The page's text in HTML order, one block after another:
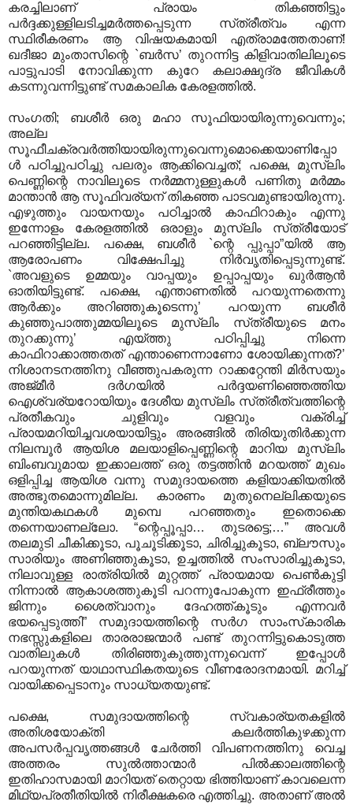
കരച്ചിലാണ്‌ പ്രായം തികഞ്ഞിട്ടും
പര്‍ദ്ദക്കുള്ളിലടിച്ചമര്‍ത്തപ്പെടുന്ന സ്‌ത്രീത്വം എന്ന
സ്ഥിരീകരണം ആ വിഷയകമായി എത്രാമത്തേതാണ്‌!
ഖദീജാ മുംതാസിന്റെ `ബര്‍സ’ തുറന്നിട്ട കിളിവാതിലിലൂടെ
പാട്ടുപാടി നോവിക്കുന്ന കുറേ കലാക്ഷുദ്ര ജീവികള്‍
കടന്നുവന്നിട്ടുണ്ട്‌ സമകാലിക കേരളത്തില്‍.
സംഗതി; ബശീര്‍ ഒരു മഹാ സൂഫിയായിരുന്നുവെന്നും;
അല്ല
സൂഫീചക്രവര്‍ത്തിയായിരുന്നുവെന്നുമൊക്കെയാണിപ്പോ
ള്‍ പഠിച്ചുപഠിച്ചു പലരും ആക്കിവെച്ചത്‌; പക്ഷെ, മുസ്‌ലിം
പെണ്ണിന്റെ നാവിലൂടെ നര്‍മ്മനുള്ളുകള്‍ പണിതു മര്‍മ്മം
മാന്താന്‍ ആ സൂഫിവര്യന്‌ തികഞ്ഞ പാടവമുണ്ടായിരുന്നു.
എഴുത്തും വായനയും പഠിച്ചാല്‍ കാഫിറാകും എന്നു
ഇന്നോളം കേരളത്തില്‍ ഒരാളും മുസ്‌ലിം സ്‌ത്രീയോട്‌
പറഞ്ഞിട്ടില്ല. പക്ഷെ, ബശീര്‍ `ന്റെ പ്പുപ്പാ”യില്‍ ആ
ആരോപണം വിക്ഷേപിച്ചു നിര്‍വൃതിപ്പെടുന്നുണ്ട്‌.
`അവളുടെ ഉമ്മയും വാപ്പയും ഉപ്പാപ്പയും ഖുര്‍ആന്‍
ഓതിയിട്ടുണ്ട്‌. പക്ഷെ, എന്താണതില്‍ പറയുന്നതെന്നു
ആര്‍ക്കും അറിഞ്ഞുകൂടെന്നു’ പറയുന്ന ബശീര്‍
കുഞ്ഞുപാത്തുമ്മയിലൂടെ മുസ്‌ലിം സ്‌ത്രീയുടെ മനം
തുറക്കുന്നു’ എയ്‌ത്തു പഠിപ്പിച്ചു നിന്നെ
കാഫിറാക്കാത്തതത്‌ എന്താണെന്നാണോ ശോയിക്കുന്നത്‌?’
നിശാനടനത്തിനു വീഞ്ഞുപകരുന്ന റാക്കറ്റേന്തി മിര്‍സയും
അജ്‌മീര്‍ ദര്‍ഗയില്‍ പര്‍ദ്ദയണിഞ്ഞെത്തിയ
ഐശ്വര്യറോയിയും ദേശീയ മുസ്‌ലിം സ്‌ത്രീത്വത്തിന്റെ
പ്രതീകവും ചുളിവും വളവും വക്രിച്ച്‌
പ്രായമറിയിച്ചവശയായിട്ടും അരങ്ങില്‍ തിരിയുതിര്‍ക്കുന്ന
നിലമ്പൂര്‍ ആയിശ മലയാളിപ്പെണ്ണിന്റെ മാറിയ മുസ്‌ലിം
ബിംബവുമായ ഇക്കാലത്ത്‌ ഒരു തട്ടത്തിന്‍ മറയത്ത്‌ മുഖം
ഒളിപ്പിച്ച ആയിശ വന്നു സമുദായത്തെ കളിയാക്കിയതില്‍
അത്ഭുതമൊന്നുമില്ല. കാരണം മുതുനെല്ലിക്കയുടെ
മുന്തിയകഥകള്‍ മുമ്പെ പറഞ്ഞതും ഇതൊക്കെ
തന്നെയാണല്ലോ. “ന്റെപ്പൂപ്പാ… തുടരട്ടെ;…” അവള്‍
തലമുടി ചീകിക്കൂടാ, പൂചൂടിക്കൂടാ, ചിരിച്ചുകൂടാ, ബ്ലൗസും
സാരിയും അണിഞ്ഞുകൂടാ, ഉച്ചത്തില്‍ സംസാരിച്ചുകൂടാ,
നിലാവുള്ള രാത്രിയില്‍ മുറ്റത്ത്‌ പ്രായമായ പെണ്‍കുട്ടി
നിന്നാല്‍ ആകാശത്തുകൂടി പറന്നുപോകുന്ന ഇഫ്‌രീത്തും
ജിന്നും ശൈത്വാനും ദേഹത്ത്‌കൂടും എന്നവര്‍
ഭയപ്പെടുത്തി” സമുദായത്തിന്റെ സര്‍ഗ സാംസ്‌കാരിക
നഭസ്സുകളിലെ താരരാജന്മാര്‍ പണ്ട്‌ തുറന്നിട്ടുകൊടുത്ത
വാതിലുകള്‍ തിരിഞ്ഞുകുത്തുന്നുവെന്ന്‌ ഇപ്പോള്‍
പറയുന്നത്‌ യാഥാസ്ഥികതയുടെ വീണരോദനമായി. മറിച്ച്‌
വായിക്കപ്പെടാനും സാധ്യതയുണ്ട്‌.
പക്ഷെ, സമുദായത്തിന്റെ സ്വകാര്യതകളില്‍
അതിശയോക്തി കലര്‍ത്തികുഴക്കുന്ന
അപസര്‍പ്പവൃത്തങ്ങള്‍ ചേര്‍ത്തി വിപണനത്തിനു വെച്ച
അത്തരം സുല്‍ത്താന്മാര്‍ പില്‍ക്കാലത്തിന്റെ
ഇതിഹാസമായി മാറിയത്‌ തെറ്റായ ഭിത്തിയാണ്‌ കാവലെന്ന
മിഥ്യപ്രതീതിയില്‍ നിരീക്ഷകരെ എത്തിച്ചു. അതാണ്‌ അല്‍